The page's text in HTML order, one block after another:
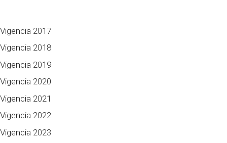
Vigencia 2017
Vigencia 2018
Vigencia 2019
Vigencia 2020
Vigencia 2021
Vigencia 2022
Vigencia 2023